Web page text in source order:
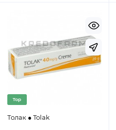
Top
Толак ● Tolak